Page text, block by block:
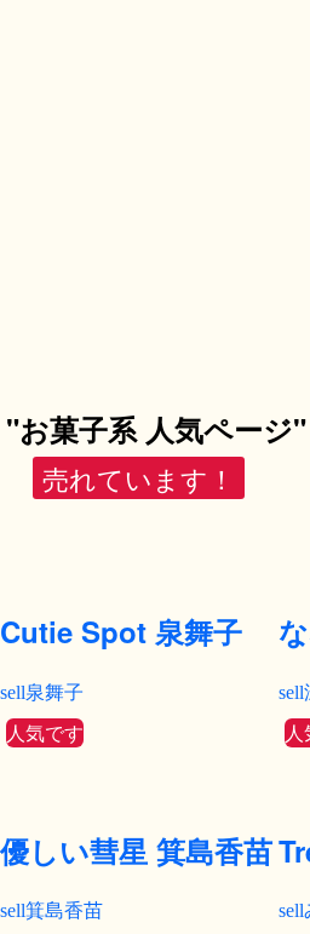
"お菓子系 人気ページ
売れています！
Cutie Spot 泉舞子
泉舞子
人気です
優しい彗星 箕島香苗
箕島香苗
人